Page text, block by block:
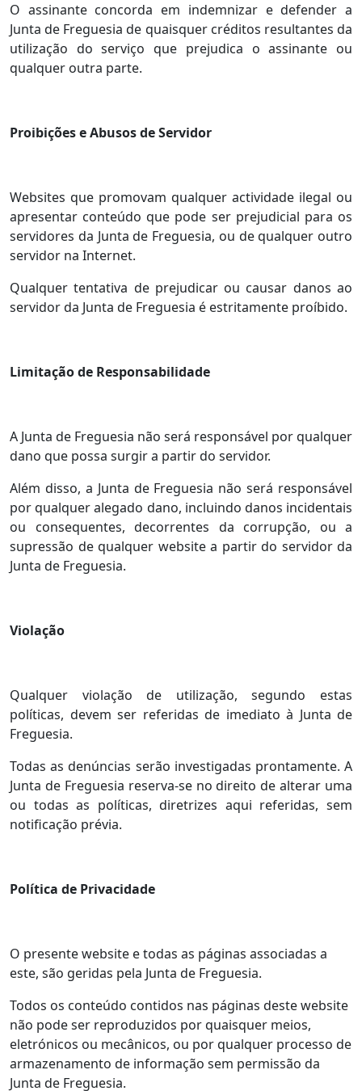
O assinante concorda em indemnizar e defender a
Junta de Freguesia de quaisquer créditos resultantes da
utilização do serviço que prejudica o assinante ou
qualquer outra parte.
Proibições e Abusos de Servidor
Websites que promovam qualquer actividade ilegal ou
apresentar conteúdo que pode ser prejudicial para os
servidores da Junta de Freguesia, ou de qualquer outro
servidor na Internet.
Qualquer tentativa de prejudicar ou causar danos ao
servidor da Junta de Freguesia é estritamente proíbido.
Limitação de Responsabilidade
A Junta de Freguesia não será responsável por qualquer
dano que possa surgir a partir do servidor.
Além disso, a Junta de Freguesia não será responsável
por qualquer alegado dano, incluindo danos incidentais
ou consequentes, decorrentes da corrupção, ou a
supressão de qualquer website a partir do servidor da
Junta de Freguesia.
Violação
Qualquer violação de utilização, segundo estas
políticas, devem ser referidas de imediato à Junta de
Freguesia.
Todas as denúncias serão investigadas prontamente. A
Junta de Freguesia reserva-se no direito de alterar uma
ou todas as políticas, diretrizes aqui referidas, sem
notificação prévia.
Política de Privacidade
O presente website e todas as páginas associadas a
este, são geridas pela Junta de Freguesia.
Todos os conteúdo contidos nas páginas deste website
não pode ser reproduzidos por quaisquer meios,
eletrónicos ou mecânicos, ou por qualquer processo de
armazenamento de informação sem permissão da
Junta de Freguesia.